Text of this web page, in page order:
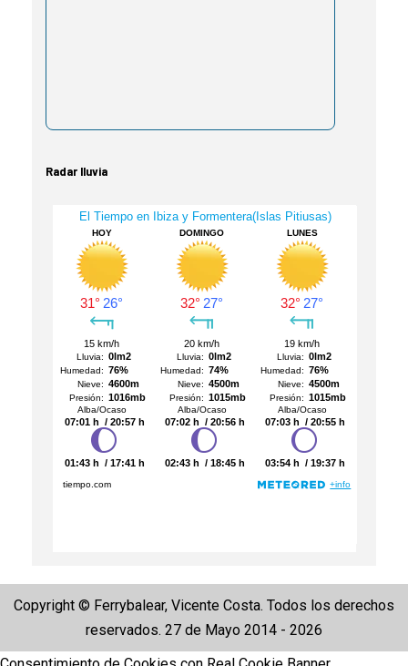
Radar lluvia
Copyright © Ferrybalear, Vicente Costa. Todos los derechos
reservados. 27 de Mayo 2014 - 2026